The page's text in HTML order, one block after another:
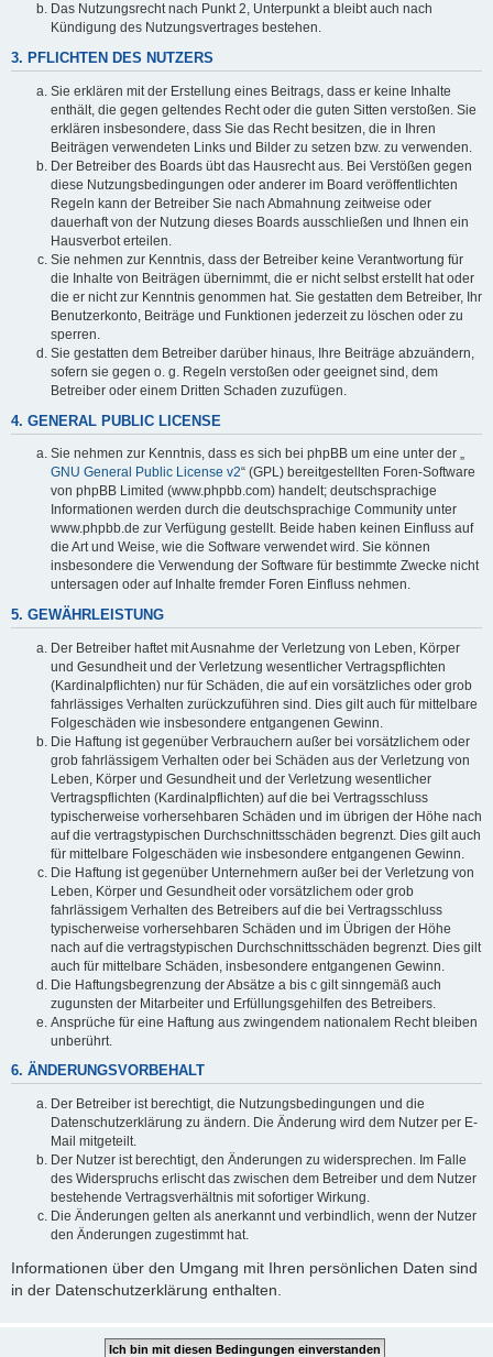
Das Nutzungsrecht nach Punkt 2, Unterpunkt a bleibt auch nach
Kündigung des Nutzungsvertrages bestehen.
3. PFLICHTEN DES NUTZERS
Sie erklären mit der Erstellung eines Beitrags, dass er keine Inhalte
enthält, die gegen geltendes Recht oder die guten Sitten verstoßen. Sie
erklären insbesondere, dass Sie das Recht besitzen, die in Ihren
Beiträgen verwendeten Links und Bilder zu setzen bzw. zu verwenden.
Der Betreiber des Boards übt das Hausrecht aus. Bei Verstößen gegen
diese Nutzungsbedingungen oder anderer im Board veröffentlichten
Regeln kann der Betreiber Sie nach Abmahnung zeitweise oder
dauerhaft von der Nutzung dieses Boards ausschließen und Ihnen ein
Hausverbot erteilen.
Sie nehmen zur Kenntnis, dass der Betreiber keine Verantwortung für
die Inhalte von Beiträgen übernimmt, die er nicht selbst erstellt hat oder
die er nicht zur Kenntnis genommen hat. Sie gestatten dem Betreiber, Ihr
Benutzerkonto, Beiträge und Funktionen jederzeit zu löschen oder zu
sperren.
Sie gestatten dem Betreiber darüber hinaus, Ihre Beiträge abzuändern,
sofern sie gegen o. g. Regeln verstoßen oder geeignet sind, dem
Betreiber oder einem Dritten Schaden zuzufügen.
4. GENERAL PUBLIC LICENSE
Sie nehmen zur Kenntnis, dass es sich bei phpBB um eine unter der „
GNU General Public License v2“ (GPL) bereitgestellten Foren-Software
von phpBB Limited (www.phpbb.com) handelt; deutschsprachige
Informationen werden durch die deutschsprachige Community unter
www.phpbb.de zur Verfügung gestellt. Beide haben keinen Einfluss auf
die Art und Weise, wie die Software verwendet wird. Sie können
insbesondere die Verwendung der Software für bestimmte Zwecke nicht
untersagen oder auf Inhalte fremder Foren Einfluss nehmen.
5. GEWÄHRLEISTUNG
Der Betreiber haftet mit Ausnahme der Verletzung von Leben, Körper
und Gesundheit und der Verletzung wesentlicher Vertragspflichten
(Kardinalpflichten) nur für Schäden, die auf ein vorsätzliches oder grob
fahrlässiges Verhalten zurückzuführen sind. Dies gilt auch für mittelbare
Folgeschäden wie insbesondere entgangenen Gewinn.
Die Haftung ist gegenüber Verbrauchern außer bei vorsätzlichem oder
grob fahrlässigem Verhalten oder bei Schäden aus der Verletzung von
Leben, Körper und Gesundheit und der Verletzung wesentlicher
Vertragspflichten (Kardinalpflichten) auf die bei Vertragsschluss
typischerweise vorhersehbaren Schäden und im übrigen der Höhe nach
auf die vertragstypischen Durchschnittsschäden begrenzt. Dies gilt auch
für mittelbare Folgeschäden wie insbesondere entgangenen Gewinn.
Die Haftung ist gegenüber Unternehmern außer bei der Verletzung von
Leben, Körper und Gesundheit oder vorsätzlichem oder grob
fahrlässigem Verhalten des Betreibers auf die bei Vertragsschluss
typischerweise vorhersehbaren Schäden und im Übrigen der Höhe
nach auf die vertragstypischen Durchschnittsschäden begrenzt. Dies gilt
auch für mittelbare Schäden, insbesondere entgangenen Gewinn.
Die Haftungsbegrenzung der Absätze a bis c gilt sinngemäß auch
zugunsten der Mitarbeiter und Erfüllungsgehilfen des Betreibers.
Ansprüche für eine Haftung aus zwingendem nationalem Recht bleiben
unberührt.
6. ÄNDERUNGSVORBEHALT
Der Betreiber ist berechtigt, die Nutzungsbedingungen und die
Datenschutzerklärung zu ändern. Die Änderung wird dem Nutzer per E-
Mail mitgeteilt.
Der Nutzer ist berechtigt, den Änderungen zu widersprechen. Im Falle
des Widerspruchs erlischt das zwischen dem Betreiber und dem Nutzer
bestehende Vertragsverhältnis mit sofortiger Wirkung.
Die Änderungen gelten als anerkannt und verbindlich, wenn der Nutzer
den Änderungen zugestimmt hat.
Informationen über den Umgang mit Ihren persönlichen Daten sind
in der Datenschutzerklärung enthalten.